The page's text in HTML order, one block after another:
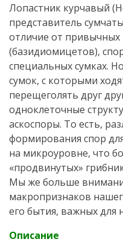
Лопастник курчавый
представитель
отличие от
(базидиомицетов),
специальных сумках.
сумок, с которыми
перещеголять друг
одноклеточные
аскоспоры. То есть,
формирования спор
на микроуровне, что
«продвинутых»
Мы же больше
макропризнаков
его бытия, важных для
Описание